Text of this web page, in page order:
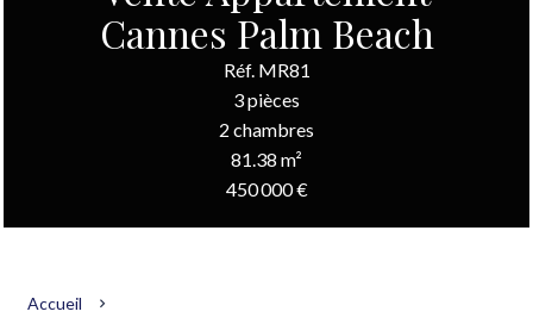
Cannes Palm Beach
Réf. MR81
3 pièces
2 chambres
81.38 m²
450 000 €
Accueil